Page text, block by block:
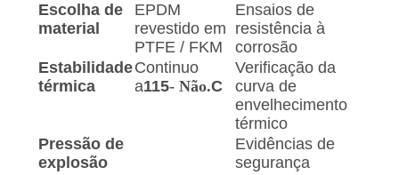
Escolha de
material
EPDM
revestido em
PTFE / FKM
Ensaios de
resistência à
corrosão
Estabilidade
térmica
Continuo
a115- Não.C
Verificação da
curva de
envelhecimento
térmico
Pressão de
explosão
Evidências de
segurança